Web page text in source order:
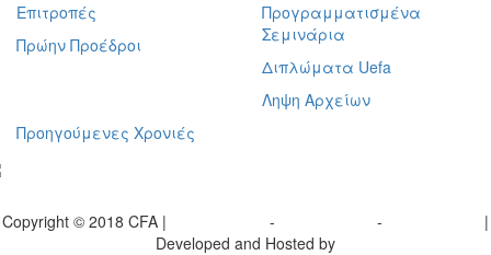
Επιτροπές
Πρώην Προέδροι
Προγραμματισμένα
Σεμινάρια
Διπλώματα Uefa
Ληψη Αρχείων
Προηγούμενες Χρονιές
Copyright © 2018 CFA | - -
|
Developed and Hosted by